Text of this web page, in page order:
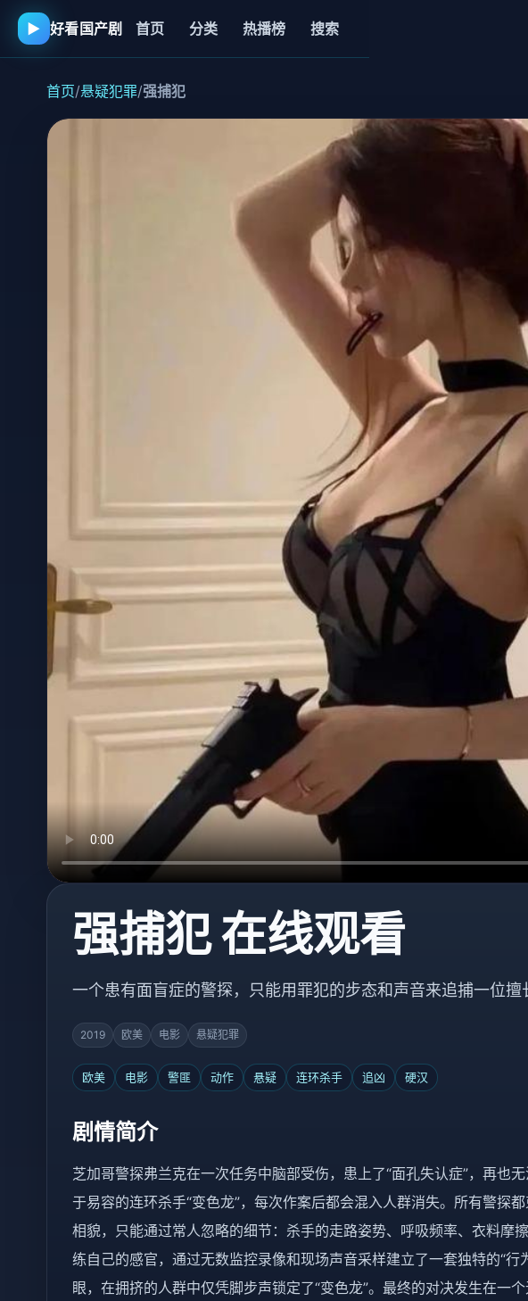
▶ 好看国产剧 首页 分类 热播榜 搜索
首页/悬疑犯罪/强捕犯
强捕犯 在线观看
一个患有面盲症的警探，只能用罪犯的步态和声音来追捕一位擅
2019 欧美 电影 悬疑犯罪
欧美 电影 警匪 动作 悬疑 连环杀手 追凶 硬汉
剧情简介
芝加哥警探弗兰克在一次任务中脑部受伤，患上了“面孔失认症”，再也
于易容的连环杀手“变色龙”，每次作案后都会混入人群消失。所有警探
相貌，只能通过常人忽略的细节：杀手的走路姿势、呼吸频率、衣料摩
练自己的感官，通过无数监控录像和现场声音采样建立了一套独特的“行
眼，在拥挤的人群中仅凭脚步声锁定了“变色龙”。最终的对决发生在一